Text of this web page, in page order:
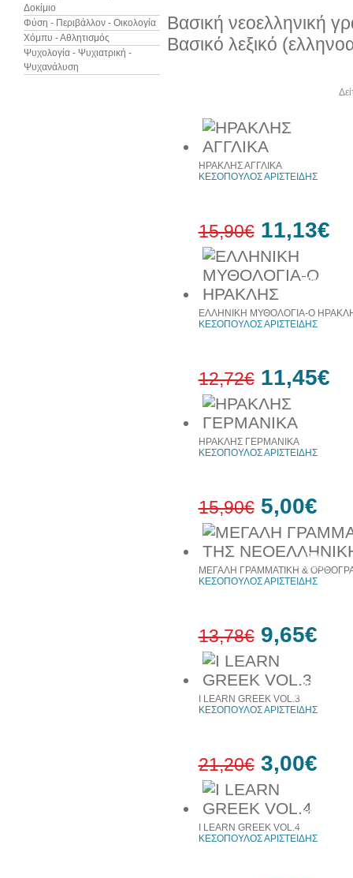
Δοκίμιο
Φύση - Περιβάλλον - Οικολογία
Χόμπυ - Αθλητισμός
Ψυχολογία - Ψυχιατρική -
Ψυχανάλυση
Βασική νεοελληνική
Βασικό λεξικό
30%
ΗΡΑΚΛΗΣ ΑΓΓΛΙΚΑ
ΚΕΣΟΠΟΥΛΟΣ ΑΡΙΣΤΕΙΔΗΣ
15,90€ 11,13€
ΕΛΛΗΝΙΚΗ ΜΥΘΟΛΟΓΙΑ-Ο
ΚΕΣΟΠΟΥΛΟΣ ΑΡΙΣΤΕΙΔΗΣ
12,72€ 11,45€
69%
έκπτωση
ΗΡΑΚΛΗΣ ΓΕΡΜΑΝΙΚΑ
ΚΕΣΟΠΟΥΛΟΣ ΑΡΙΣΤΕΙΔΗΣ
15,90€ 5,00€
30%
έκπτωση
ΜΕΓΑΛΗ ΓΡΑΜΜΑΤΙΚΗ &
ΚΕΣΟΠΟΥΛΟΣ ΑΡΙΣΤΕΙΔΗΣ
13,78€ 9,65€
86%
έκπτωση
Ι LEARN GREEK VOL.3
ΚΕΣΟΠΟΥΛΟΣ ΑΡΙΣΤΕΙΔΗΣ
21,20€ 3,00€
Ι LEARN GREEK VOL.4
ΚΕΣΟΠΟΥΛΟΣ ΑΡΙΣΤΕΙΔΗΣ